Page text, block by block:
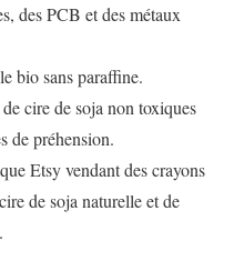
des PCB et des métaux
bio sans paraffine.
cire de soja non toxiques
de préhension.
Etsy vendant des crayons
de soja naturelle et de